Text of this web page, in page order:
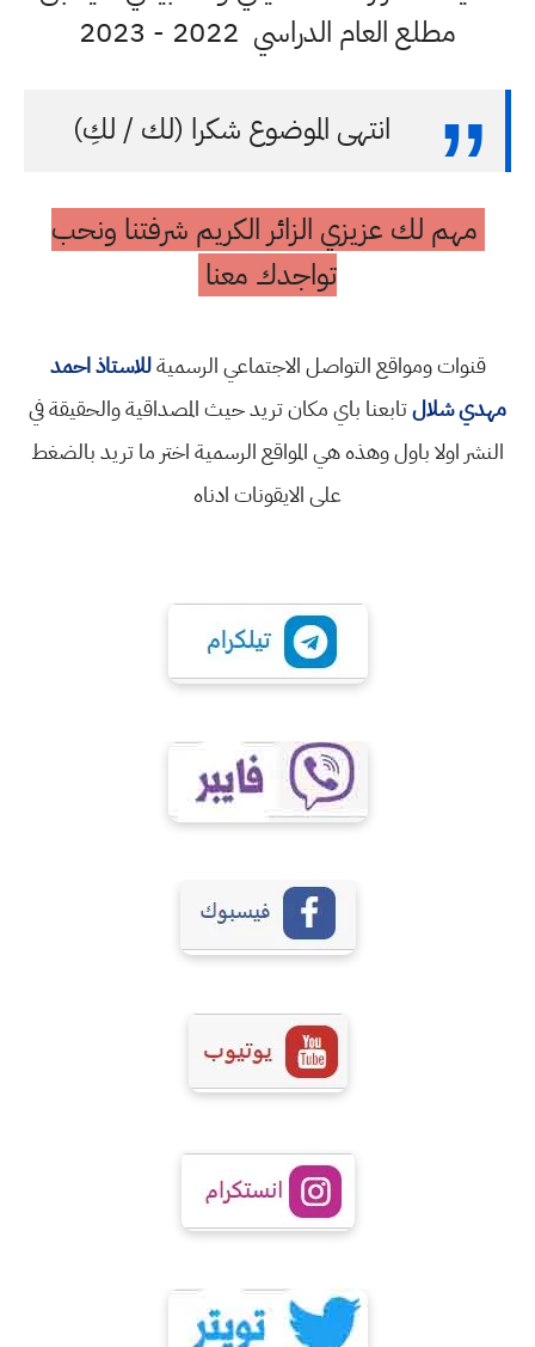
مطلع العام الدراسي 2022 - 2023
انتهى الموضوع شكرا (لك / لكِ)
مهم لك عزيزي الزائر الكريم شرفتنا ونحب
تواجدك معنا
قنوات ومواقع التواصل الاجتماعي الرسميةللاستاذ احمد
مهدي شلالتابعنا باي مكان تريد حيث المصداقية والحقيقة في
النشر اولا باول وهذه هي المواقع الرسمية اختر ما تريد بالضغط
على الايقونات ادناه